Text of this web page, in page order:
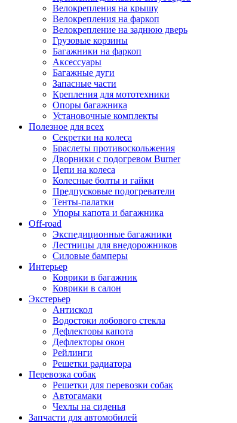
Велокрепления на крышу
Велокрепления на фаркоп
Велокрепление на заднюю дверь
Грузовые корзины
Багажники на фаркоп
Аксессуары
Багажные дуги
Запасные части
Крепления для мототехники
Опоры багажника
Установочные комплекты
Полезное для всех
Секретки на колеса
Браслеты противоскольжения
Дворники с подогревом Burner
Цепи на колеса
Колесные болты и гайки
Предпусковые подогреватели
Тенты-палатки
Упоры капота и багажника
Off-road
Экспедиционные багажники
Лестницы для внедорожников
Силовые бамперы
Интерьер
Коврики в багажник
Коврики в салон
Экстерьер
Антискол
Водостоки лобового стекла
Дефлекторы капота
Дефлекторы окон
Рейлинги
Решетки радиатора
Перевозка собак
Решетки для перевозки собак
Автогамаки
Чехлы на сиденья
Запчасти для автомобилей